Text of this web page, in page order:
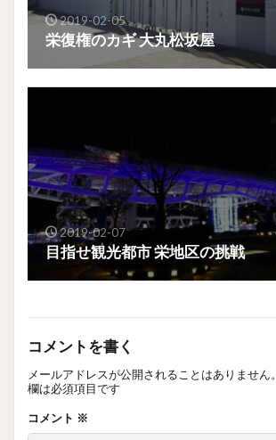
2019-02-05
栄復権のカギ 大丸松坂屋
2019-02-07
目指せ観光都市 栄地区の挑戦
コメントを書く
メールアドレスが公開されることはありません。
欄は必須項目です
コメント ※